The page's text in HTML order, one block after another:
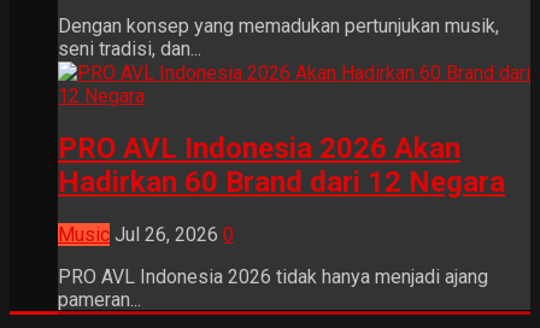
Dengan konsep yang memadukan pertunjukan musik,
seni tradisi, dan...
PRO AVL Indonesia 2026 Akan
Hadirkan 60 Brand dari 12 Negara
Music Jul 26, 2026 0
PRO AVL Indonesia 2026 tidak hanya menjadi ajang
pameran...